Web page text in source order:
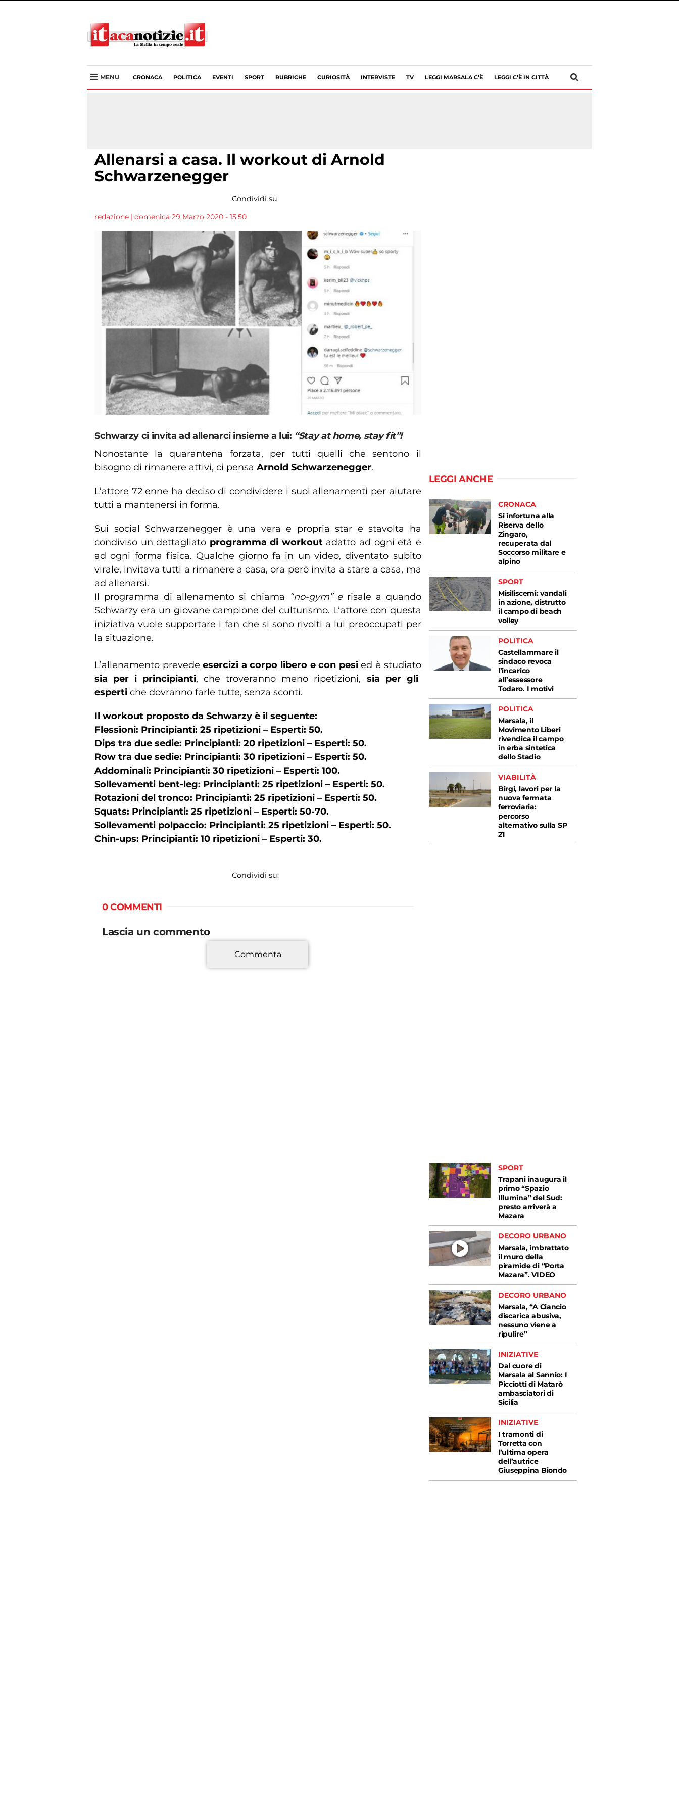
MENU CRONACA POLITICA EVENTI SPORT RUBRICHE CURIOSITÀ INTERVISTE TV LEGGI MARSALA C’È LEGGI C’È IN CITTÀ
Allenarsi a casa. Il workout di Arnold
Schwarzenegger
Condividi su:
redazione | domenica 29 Marzo 2020 - 15:50
Schwarzy ci invita ad allenarci insieme a lui: “Stay at home, stay fit”!
Nonostante la quarantena forzata, per tutti quelli che sentono il
bisogno di rimanere attivi, ci pensa Arnold Schwarzenegger.
L’attore 72 enne ha deciso di condividere i suoi allenamenti per aiutare
tutti a mantenersi in forma.
Sui social Schwarzenegger è una vera e propria star e stavolta ha
condiviso un dettagliato programma di workoutadatto ad ogni età e
ad ogni forma fisica. Qualche giorno fa in un video, diventato subito
virale, invitava tutti a rimanere a casa, ora però invita a stare a casa, ma
ad allenarsi.
Il programma di allenamento si chiama
“no-gym” e risale a quando
Schwarzy era un giovane campione del culturismo. L’attore con questa
iniziativa vuole supportare i fan che si sono rivolti a lui preoccupati per
la situazione.
L’allenamento prevedeesercizi a corpo libero e con pesied è studiato
sia per i principianti, che troveranno meno ripetizioni, sia per gli
esperti che dovranno farle tutte, senza sconti.
Il workout proposto da Schwarzy è il seguente:
Flessioni: Principianti: 25 ripetizioni – Esperti: 50.
Dips tra due sedie: Principianti: 20 ripetizioni – Esperti: 50.
Row tra due sedie: Principianti: 30 ripetizioni – Esperti: 50.
Addominali: Principianti: 30 ripetizioni – Esperti: 100.
Sollevamenti bent-leg: Principianti: 25 ripetizioni – Esperti: 50.
Rotazioni del tronco: Principianti: 25 ripetizioni – Esperti: 50.
Squats: Principianti: 25 ripetizioni – Esperti: 50-70.
Sollevamenti polpaccio: Principianti: 25 ripetizioni – Esperti: 50.
Chin-ups: Principianti: 10 ripetizioni – Esperti: 30.
Condividi su:
0 COMMENTI
Lascia un commento
Commenta
LEGGI ANCHE
CRONACA
Si infortuna alla
Riserva dello
Zingaro,
recuperata dal
Soccorso militare e
alpino
SPORT
Misiliscemi: vandali
in azione, distrutto
il campo di beach
volley
POLITICA
Castellammare il
sindaco revoca
l’incarico
all’essessore
Todaro. I motivi
POLITICA
Marsala, il
Movimento Liberi
rivendica il campo
in erba sintetica
dello Stadio
VIABILITÀ
Birgi, lavori per la
nuova fermata
ferroviaria:
percorso
alternativo sulla SP
21
SPORT
Trapani inaugura il
primo “Spazio
Illumina” del Sud:
presto arriverà a
Mazara
DECORO URBANO
Marsala, imbrattato
il muro della
piramide di “Porta
Mazara”. VIDEO
DECORO URBANO
Marsala, “A Ciancio
discarica abusiva,
nessuno viene a
ripulire”
INIZIATIVE
Dal cuore di
Marsala al Sannio: I
Picciotti di Matarò
ambasciatori di
Sicilia
INIZIATIVE
I tramonti di
Torretta con
l’ultima opera
dell’autrice
Giuseppina Biondo